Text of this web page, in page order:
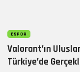
ESPOR
Valorant’ın
Türkiye’de